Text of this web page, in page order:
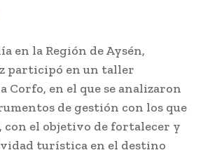
en la Región de Aysén,
participó en un taller
Corfo, en el que se analizaron
de gestión con los que
con el objetivo de fortalecer y
turística en el destino